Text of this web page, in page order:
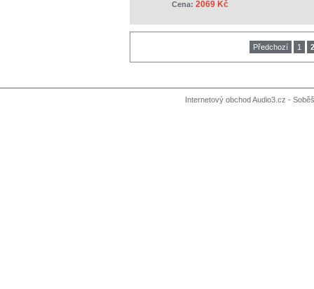
Cena: 2069 Kč
Předchozí 1 2
Internetový obchod Audio3.cz -